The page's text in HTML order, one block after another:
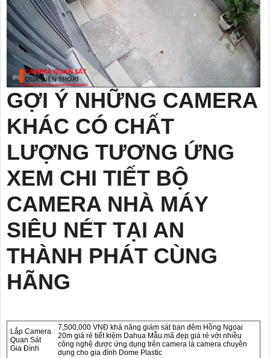
GỢI Ý NHỮNG CAMERA
KHÁC CÓ CHẤT
LƯỢNG TƯƠNG ỨNG
XEM CHI TIẾT BỘ
CAMERA NHÀ MÁY
SIÊU NÉT TẠI AN
THÀNH PHÁT CÙNG
HÃNG
Lắp Camera
Quan Sát
Gia Đình
7,500,000 VNĐ khả năng giám sát ban đêm Hồng Ngoại
20m giá rẻ tiết kiệm Dahua Mẫu mã đẹp giá rẻ với nhiều
công nghệ được ứng dụng trên camera là camera chuyên
dụng cho gia đình Dome Plastic